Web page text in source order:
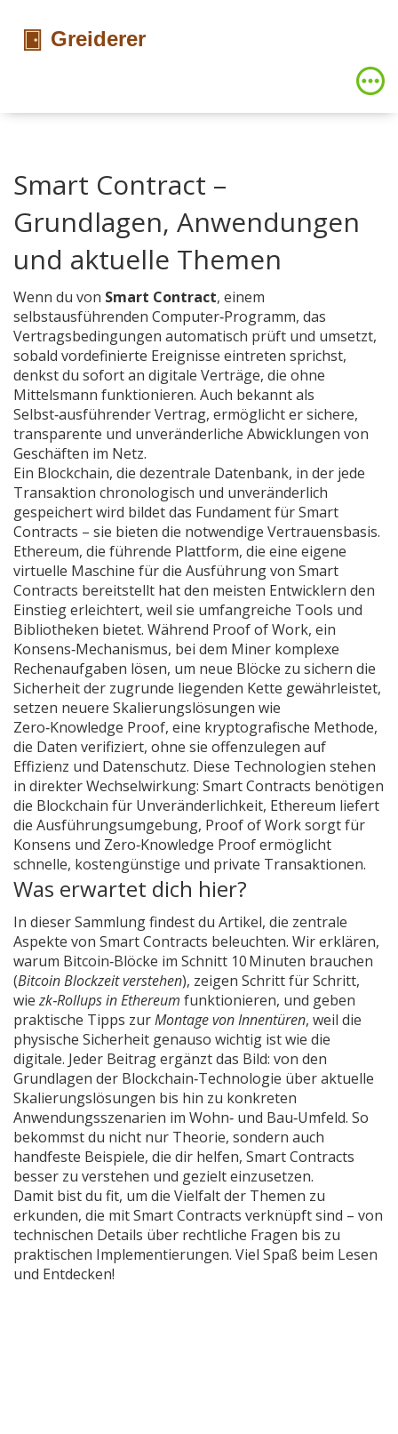
Smart Contract –
Grundlagen, Anwendungen
und aktuelle Themen
Wenn du von Smart Contract, einem
selbstausführenden Computer‑Programm, das
Vertragsbedingungen automatisch prüft und umsetzt,
sobald vordefinierte Ereignisse eintreten sprichst,
denkst du sofort an digitale Verträge, die ohne
Mittelsmann funktionieren. Auch bekannt als
Selbst‑ausführender Vertrag, ermöglicht er sichere,
transparente und unveränderliche Abwicklungen von
Geschäften im Netz.
Ein Blockchain, die dezentrale Datenbank, in der jede
Transaktion chronologisch und unveränderlich
gespeichert wird bildet das Fundament für Smart
Contracts – sie bieten die notwendige Vertrauensbasis.
Ethereum, die führende Plattform, die eine eigene
virtuelle Maschine für die Ausführung von Smart
Contracts bereitstellt hat den meisten Entwicklern den
Einstieg erleichtert, weil sie umfangreiche Tools und
Bibliotheken bietet. Während Proof of Work, ein
Konsens‑Mechanismus, bei dem Miner komplexe
Rechenaufgaben lösen, um neue Blöcke zu sichern die
Sicherheit der zugrunde liegenden Kette gewährleistet,
setzen neuere Skalierungslösungen wie
Zero‑Knowledge Proof, eine kryptografische Methode,
die Daten verifiziert, ohne sie offenzulegen auf
Effizienz und Datenschutz. Diese Technologien stehen
in direkter Wechselwirkung: Smart Contracts benötigen
die Blockchain für Unveränderlichkeit, Ethereum liefert
die Ausführungsumgebung, Proof of Work sorgt für
Konsens und Zero‑Knowledge Proof ermöglicht
schnelle, kostengünstige und private Transaktionen.
Was erwartet dich hier?
In dieser Sammlung findest du Artikel, die zentrale
Aspekte von Smart Contracts beleuchten. Wir erklären,
warum Bitcoin‑Blöcke im Schnitt 10 Minuten brauchen
(Bitcoin Blockzeit verstehen), zeigen Schritt für Schritt,
wiezk‑Rollups in Ethereum funktionieren, und geben
praktische Tipps zurMontage von Innentüren, weil die
physische Sicherheit genauso wichtig ist wie die
digitale. Jeder Beitrag ergänzt das Bild: von den
Grundlagen der Blockchain‑Technologie über aktuelle
Skalierungslösungen bis hin zu konkreten
Anwendungsszenarien im Wohn‑ und Bau‑Umfeld. So
bekommst du nicht nur Theorie, sondern auch
handfeste Beispiele, die dir helfen, Smart Contracts
besser zu verstehen und gezielt einzusetzen.
Damit bist du fit, um die Vielfalt der Themen zu
erkunden, die mit Smart Contracts verknüpft sind – von
technischen Details über rechtliche Fragen bis zu
praktischen Implementierungen. Viel Spaß beim Lesen
und Entdecken!